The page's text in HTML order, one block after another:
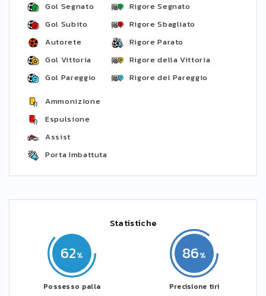
Gol Segnato
Gol Subito
Autorete
Gol Vittoria
Gol Pareggio
Rigore Segnato
Rigore Sbagliato
Rigore Parato
Rigore della Vittoria
Rigore del Pareggio
Ammonizione
Espulsione
Assist
Porta Imbattuta
Statistiche
62
Possesso palla
86
Precisione tiri